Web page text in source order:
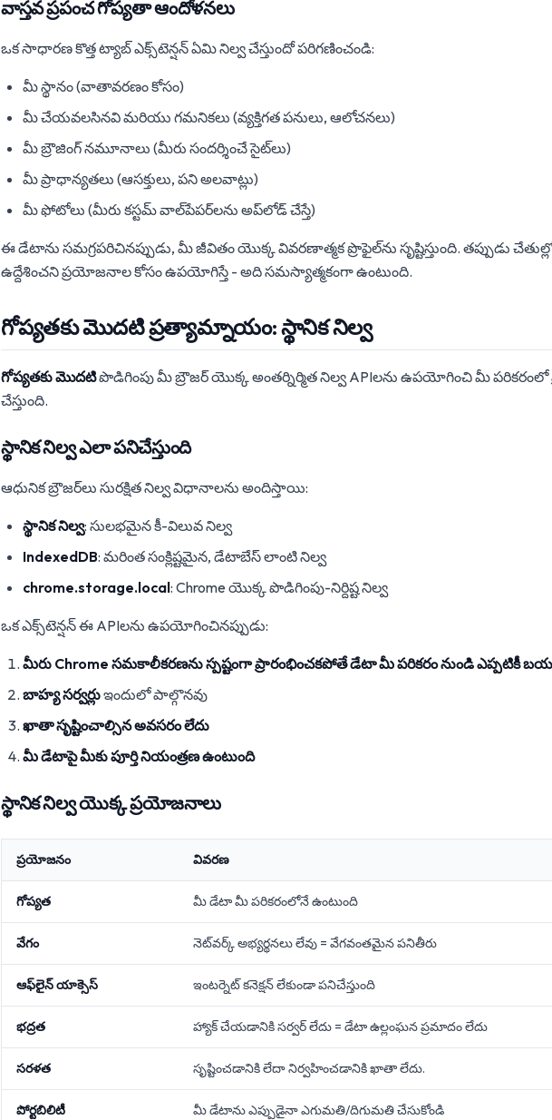
వాస్తవ ప్రపంచ గోప్యతా ఆందోళనలు
ఒక సాధారణ కొత్త ట్యాబ్ ఎక్స్‌టెన్షన్ ఏమి నిల్వ చేస్తుందో పరిగణించండి:
మీ స్థానం (వాతావరణం కోసం)
మీ చేయవలసినవి మరియు గమనికలు (వ్యక్తిగత పనులు, ఆలోచనలు)
మీ బ్రౌజింగ్ నమూనాలు (మీరు సందర్శించే సైట్‌లు)
మీ ప్రాధాన్యతలు (ఆసక్తులు, పని అలవాట్లు)
మీ ఫోటోలు (మీరు కస్టమ్ వాల్‌పేపర్‌లను అప్‌లోడ్ చేస్తే)
ఈ డేటాను సమగ్రపరిచినప్పుడు, మీ జీవితం యొక్క వివరణాత్మక ప్రొఫైల్‌ను సృష్టిస్తుంది. తప్పుడు
ఉద్దేశించని ప్రయోజనాల కోసం ఉపయోగిస్తే - అది సమస్యాత్మకంగా ఉంటుంది.
గోప్యతకు మొదటి ప్రత్యామ్నాయం: స్థానిక నిల్వ
గోప్యతకు మొదటిపొడిగింపు మీ బ్రౌజర్ యొక్క అంతర్నిర్మిత నిల్వ APIలను ఉపయోగించి మీ పరికరంలో
చేస్తుంది.
స్థానిక నిల్వ ఎలా పనిచేస్తుంది
ఆధునిక బ్రౌజర్‌లు సురక్షిత నిల్వ విధానాలను అందిస్తాయి:
స్థానిక నిల్వ: సులభమైన కీ-విలువ నిల్వ
IndexedDB: మరింత సంక్లిష్టమైన, డేటాబేస్ లాంటి నిల్వ
chrome.storage.local: Chrome యొక్క పొడిగింపు-నిర్దిష్ట నిల్వ
ఒక ఎక్స్‌టెన్షన్ ఈ APIలను ఉపయోగించినప్పుడు:
మీరు Chrome సమకాలీకరణను స్పష్టంగా ప్రారంభించకపోతే డేటా మీ పరికరం నుండి ఎప్పటికీ
బాహ్య సర్వర్లుఇందులో పాల్గొనవు
ఖాతా సృష్టించాల్సిన అవసరం లేదు
మీ డేటాపై మీకు పూర్తి నియంత్రణ ఉంటుంది
స్థానిక నిల్వ యొక్క ప్రయోజనాలు
ప్రయోజనం వివరణ
గోప్యత మీ డేటా మీ పరికరంలోనే ఉంటుంది
వేగం నెట్‌వర్క్ అభ్యర్థనలు లేవు = వేగవంతమైన పనితీరు
ఆఫ్‌లైన్ యాక్సెస్ ఇంటర్నెట్ కనెక్షన్ లేకుండా పనిచేస్తుంది
భద్రత హ్యాక్ చేయడానికి సర్వర్ లేదు = డేటా ఉల్లంఘన ప్రమాదం లేదు
సరళత సృష్టించడానికి లేదా నిర్వహించడానికి ఖాతా లేదు.
పోర్టబిలిటీ మీ డేటాను ఎప్పుడైనా ఎగుమతి/దిగుమతి చేసుకోండి